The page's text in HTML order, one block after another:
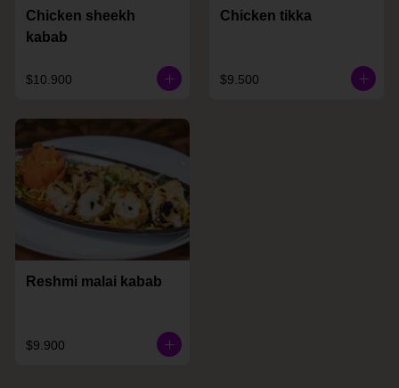
Chicken sheekh
kabab
$10.900
Chicken tikka
$9.500
Reshmi malai kabab
$9.900